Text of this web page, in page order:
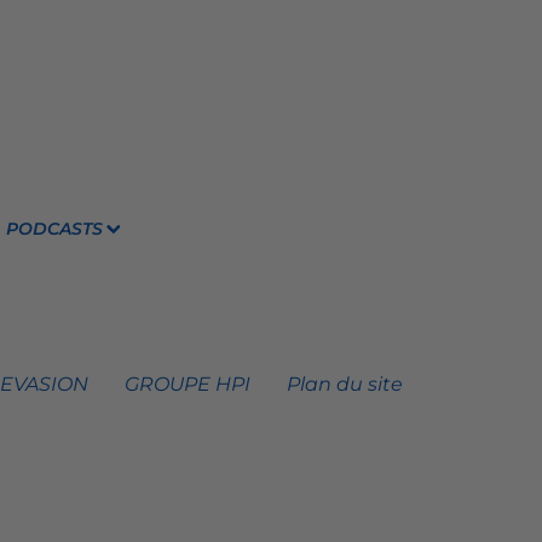
PODCASTS
GROUPE HPI Plan du site